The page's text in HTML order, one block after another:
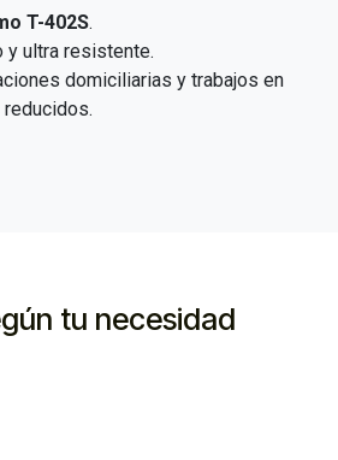
T-402S.
y ultra resistente.
domiciliarias y trabajos en
tu necesidad